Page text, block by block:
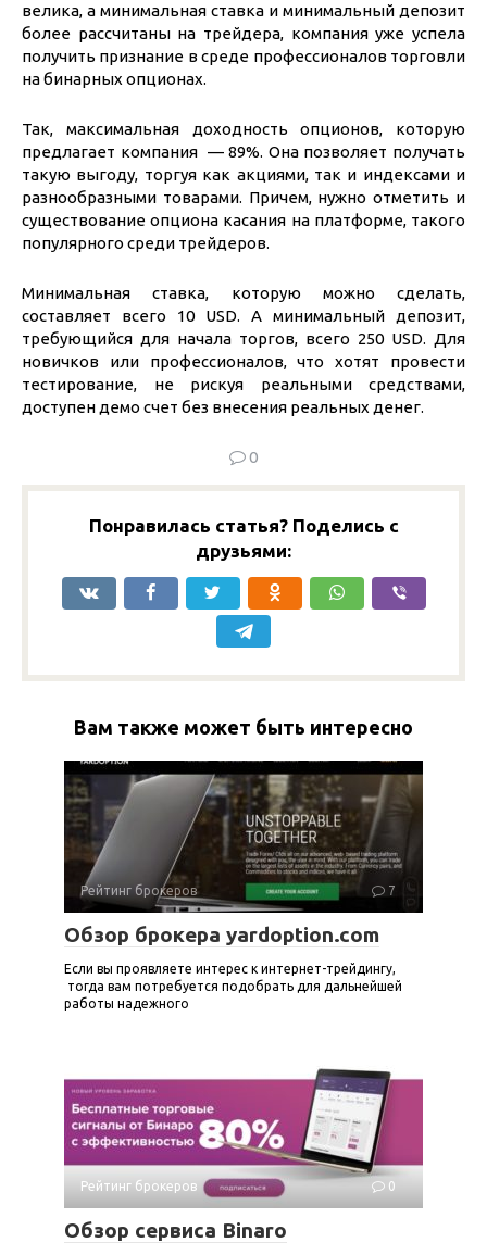
велика, а минимальная ставка и минимальный депозит
более рассчитаны на трейдера, компания уже успела
получить признание в среде профессионалов торговли
на бинарных опционах.
Так, максимальная доходность опционов, которую
предлагает компания — 89%. Она позволяет получать
такую выгоду, торгуя как акциями, так и индексами и
разнообразными товарами. Причем, нужно отметить и
существование опциона касания на платформе, такого
популярного среди трейдеров.
Минимальная ставка, которую можно сделать,
составляет всего 10 USD. А минимальный депозит,
требующийся для начала торгов, всего 250 USD. Для
новичков или профессионалов, что хотят провести
тестирование, не рискуя реальными средствами,
доступен демо счет без внесения реальных денег.
0
Понравилась статья? Поделись с
друзьями:
Вам также может быть интересно
Рейтинг брокеров 7
Обзор брокера yardoption.com
Если вы проявляете интерес к интернет-трейдингу,
тогда вам потребуется подобрать для дальнейшей
работы надежного
Рейтинг брокеров 0
Обзор сервиса Binaro